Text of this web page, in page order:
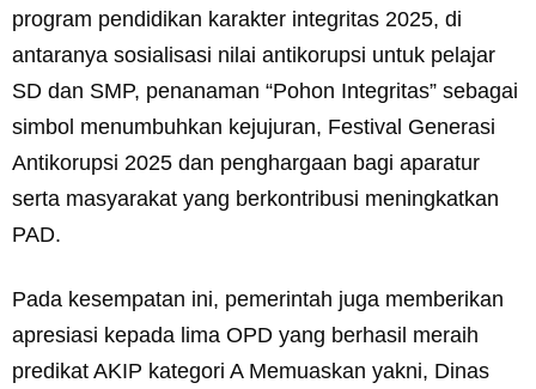
program pendidikan karakter integritas 2025, di
antaranya sosialisasi nilai antikorupsi untuk pelajar
SD dan SMP, penanaman “Pohon Integritas” sebagai
simbol menumbuhkan kejujuran, Festival Generasi
Antikorupsi 2025 dan penghargaan bagi aparatur
serta masyarakat yang berkontribusi meningkatkan
PAD.
Pada kesempatan ini, pemerintah juga memberikan
apresiasi kepada lima OPD yang berhasil meraih
predikat AKIP kategori A Memuaskan yakni, Dinas